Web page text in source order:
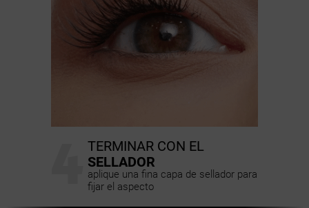
TERMINAR CON EL
SELLADOR
aplique una fina capa de sellador para
fijar el aspecto